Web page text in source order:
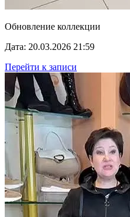
Обновление коллекции
Дата: 20.03.2026 21:59
Перейти к записи